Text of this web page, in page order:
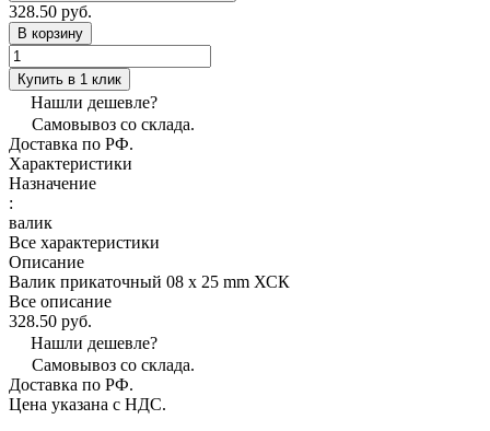
328.50 руб.
В корзину
Купить в 1 клик
Нашли дешевле?
Самовывоз со склада.
Доставка по РФ.
Характеристики
Назначение
:
валик
Все характеристики
Описание
Валик прикаточный 08 х 25 mm ХСК
Все описание
328.50 руб.
Нашли дешевле?
Самовывоз со склада.
Доставка по РФ.
Цена указана с НДС.